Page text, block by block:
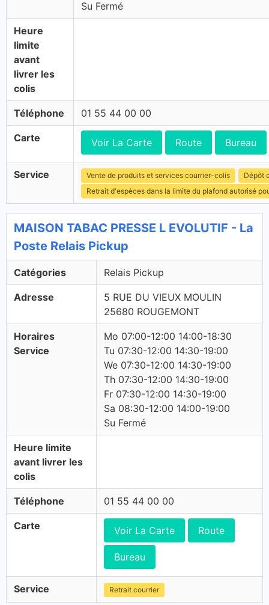
Su Fermé
Heure
limite
avant
livrer les
colis
Téléphone 01 55 44 00 00
Carte Voir La Carte Route Bureau
Service Vente de produits et services courrier-colis
Dépôt
Retrait d'espèces dans la limite du plafond autorisé
MAISON TABAC PRESSE L EVOLUTIF - La
Poste Relais Pickup
Catégories Relais Pickup
Adresse
5 RUE DU VIEUX MOULIN
25680 ROUGEMONT
Horaires
Service
Mo 07:00-12:00 14:00-18:30
Tu 07:30-12:00 14:30-19:00
We 07:30-12:00 14:30-19:00
Th 07:30-12:00 14:30-19:00
Fr 07:30-12:00 14:30-19:00
Sa 08:30-12:00 14:00-19:00
Su Fermé
Heure limite
avant livrer les
colis
Téléphone 01 55 44 00 00
Carte Voir La Carte Route
Bureau
Service Retrait courrier